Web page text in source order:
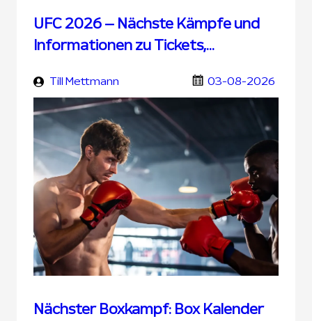
UFC 2026 – Nächste Kämpfe und
Informationen zu Tickets,
Till Mettmann 03-08-2026
Nächster Boxkampf: Box Kalender